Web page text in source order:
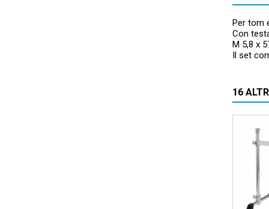
Per tom
Con
M 5,8 x
Il set
16